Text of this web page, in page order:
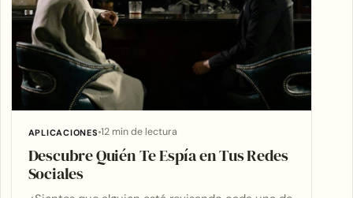
APLICACIONES 12 min de lectura
Descubre Quién Te Espía en Tus Redes
Sociales